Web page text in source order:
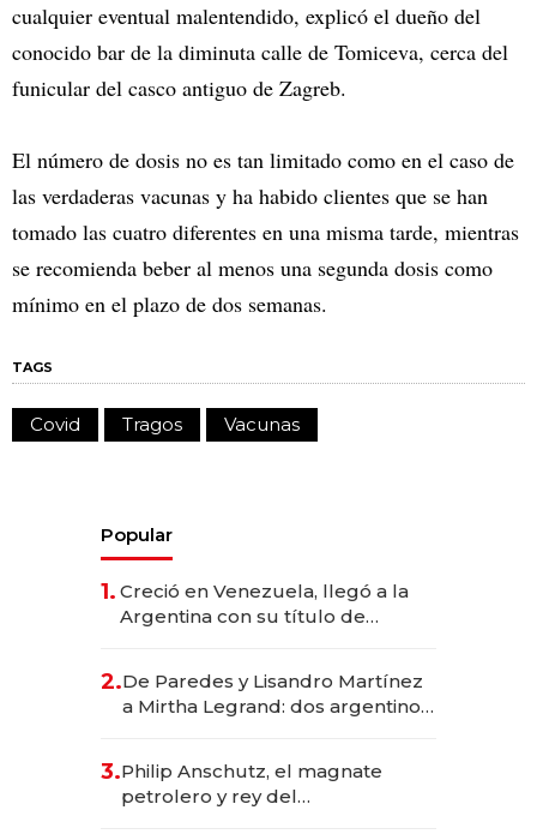
cualquier eventual malentendido, explicó el dueño del
conocido bar de la diminuta calle de Tomiceva, cerca del
funicular del casco antiguo de Zagreb.
El número de dosis no es tan limitado como en el caso de
las verdaderas vacunas y ha habido clientes que se han
tomado las cuatro diferentes en una misma tarde, mientras
se recomienda beber al menos una segunda dosis como
mínimo en el plazo de dos semanas.
TAGS
Covid Tragos Vacunas
Popular
1. Creció en Venezuela, llegó a la
Argentina con su título de
las marcas "fast premium"
2.De Paredes y Lisandro Martínez
a Mirtha Legrand: dos argentinos
3.Philip Anschutz, el magnate
petrolero y rey del